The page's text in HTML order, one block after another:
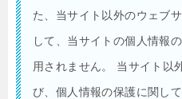
た、当サイト以外のウェブ
して、当サイトの個人情報
用されません。 当サイト以
び、個人情報の保護に関し